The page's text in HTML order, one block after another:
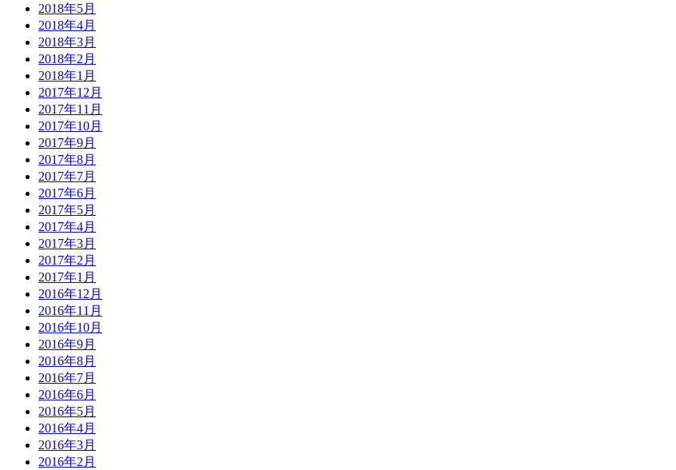
2018年5月
2018年4月
2018年3月
2018年2月
2018年1月
2017年12月
2017年11月
2017年10月
2017年9月
2017年8月
2017年7月
2017年6月
2017年5月
2017年4月
2017年3月
2017年2月
2017年1月
2016年12月
2016年11月
2016年10月
2016年9月
2016年8月
2016年7月
2016年6月
2016年5月
2016年4月
2016年3月
2016年2月